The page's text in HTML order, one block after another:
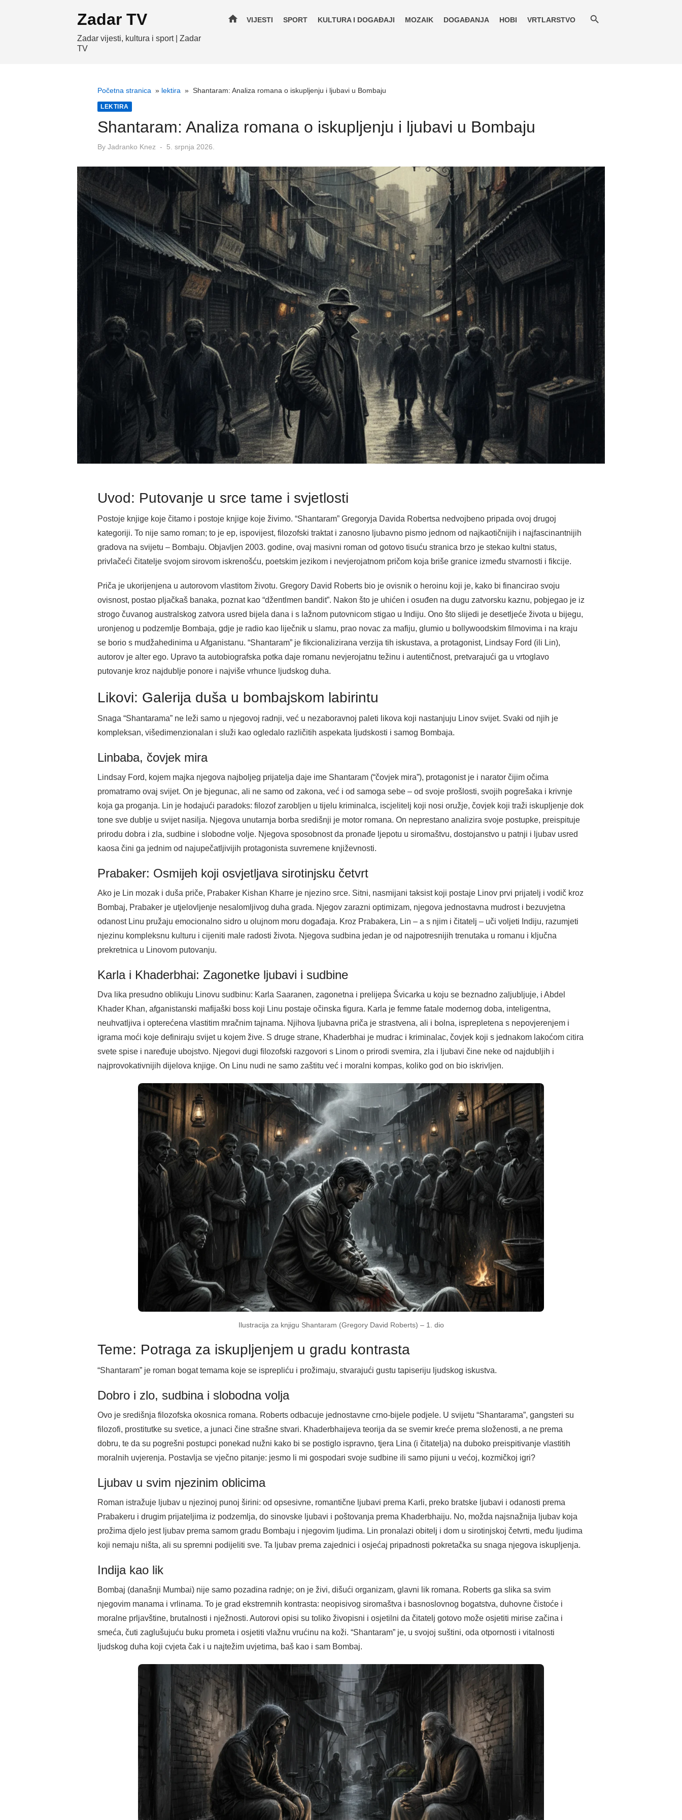
Zadar TV
Zadar vijesti, kultura i sport | Zadar
TV
home VIJESTI SPORT KULTURA I DOGAĐAJI MOZAIK DOGAĐANJA HOBI VRTLARSTVO
Početna stranica » lektira » Shantaram: Analiza romana o iskupljenju i ljubavi u Bombaju
LEKTIRA
Shantaram: Analiza romana o iskupljenju i ljubavi u Bombaju
By Jadranko Knez
Posted
5. srpnja 2026.
Uvod: Putovanje u srce tame i svjetlosti
Postoje knjige koje čitamo i postoje knjige koje živimo. “Shantaram” Gregoryja Davida Robertsa nedvojbeno pripada ovoj drugoj
kategoriji. To nije samo roman; to je ep, ispovijest, filozofski traktat i zanosno ljubavno pismo jednom od najkaotičnijih i najfascinantnijih
gradova na svijetu – Bombaju. Objavljen 2003. godine, ovaj masivni roman od gotovo tisuću stranica brzo je stekao kultni status,
privlačeći čitatelje svojom sirovom iskrenošću, poetskim jezikom i nevjerojatnom pričom koja briše granice između stvarnosti i fikcije.
Priča je ukorijenjena u autorovom vlastitom životu. Gregory David Roberts bio je ovisnik o heroinu koji je, kako bi financirao svoju
ovisnost, postao pljačkaš banaka, poznat kao “džentlmen bandit”. Nakon što je uhićen i osuđen na dugu zatvorsku kaznu, pobjegao je iz
strogo čuvanog australskog zatvora usred bijela dana i s lažnom putovnicom stigao u Indiju. Ono što slijedi je desetljeće života u bijegu,
uronjenog u podzemlje Bombaja, gdje je radio kao liječnik u slamu, prao novac za mafiju, glumio u bollywoodskim filmovima i na kraju
se borio s mudžahedinima u Afganistanu. “Shantaram” je fikcionalizirana verzija tih iskustava, a protagonist, Lindsay Ford (ili Lin),
autorov je alter ego. Upravo ta autobiografska potka daje romanu nevjerojatnu težinu i autentičnost, pretvarajući ga u vrtoglavo
putovanje kroz najdublje ponore i najviše vrhunce ljudskog duha.
Likovi: Galerija duša u bombajskom labirintu
Snaga “Shantarama” ne leži samo u njegovoj radnji, već u nezaboravnoj paleti likova koji nastanjuju Linov svijet. Svaki od njih je
kompleksan, višedimenzionalan i služi kao ogledalo različitih aspekata ljudskosti i samog Bombaja.
Linbaba, čovjek mira
Lindsay Ford, kojem majka njegova najboljeg prijatelja daje ime Shantaram (“čovjek mira”), protagonist je i narator čijim očima
promatramo ovaj svijet. On je bjegunac, ali ne samo od zakona, već i od samoga sebe – od svoje prošlosti, svojih pogrešaka i krivnje
koja ga proganja. Lin je hodajući paradoks: filozof zarobljen u tijelu kriminalca, iscjelitelj koji nosi oružje, čovjek koji traži iskupljenje dok
tone sve dublje u svijet nasilja. Njegova unutarnja borba središnji je motor romana. On neprestano analizira svoje postupke, preispituje
prirodu dobra i zla, sudbine i slobodne volje. Njegova sposobnost da pronađe ljepotu u siromaštvu, dostojanstvo u patnji i ljubav usred
kaosa čini ga jednim od najupečatljivijih protagonista suvremene književnosti.
Prabaker: Osmijeh koji osvjetljava sirotinjsku četvrt
Ako je Lin mozak i duša priče, Prabaker Kishan Kharre je njezino srce. Sitni, nasmijani taksist koji postaje Linov prvi prijatelj i vodič kroz
Bombaj, Prabaker je utjelovljenje nesalomljivog duha grada. Njegov zarazni optimizam, njegova jednostavna mudrost i bezuvjetna
odanost Linu pružaju emocionalno sidro u olujnom moru događaja. Kroz Prabakera, Lin – a s njim i čitatelj – uči voljeti Indiju, razumjeti
njezinu kompleksnu kulturu i cijeniti male radosti života. Njegova sudbina jedan je od najpotresnijih trenutaka u romanu i ključna
prekretnica u Linovom putovanju.
Karla i Khaderbhai: Zagonetke ljubavi i sudbine
Dva lika presudno oblikuju Linovu sudbinu: Karla Saaranen, zagonetna i prelijepa Švicarka u koju se beznadno zaljubljuje, i Abdel
Khader Khan, afganistanski mafijaški boss koji Linu postaje očinska figura. Karla je femme fatale modernog doba, inteligentna,
neuhvatljiva i opterećena vlastitim mračnim tajnama. Njihova ljubavna priča je strastvena, ali i bolna, isprepletena s nepovjerenjem i
igrama moći koje definiraju svijet u kojem žive. S druge strane, Khaderbhai je mudrac i kriminalac, čovjek koji s jednakom lakoćom citira
svete spise i naređuje ubojstvo. Njegovi dugi filozofski razgovori s Linom o prirodi svemira, zla i ljubavi čine neke od najdubljih i
najprovokativnijih dijelova knjige. On Linu nudi ne samo zaštitu već i moralni kompas, koliko god on bio iskrivljen.
Ilustracija za knjigu Shantaram (Gregory David Roberts) – 1. dio
Teme: Potraga za iskupljenjem u gradu kontrasta
“Shantaram” je roman bogat temama koje se isprepliću i prožimaju, stvarajući gustu tapiseriju ljudskog iskustva.
Dobro i zlo, sudbina i slobodna volja
Ovo je središnja filozofska okosnica romana. Roberts odbacuje jednostavne crno-bijele podjele. U svijetu “Shantarama”, gangsteri su
filozofi, prostitutke su svetice, a junaci čine strašne stvari. Khaderbhaijeva teorija da se svemir kreće prema složenosti, a ne prema
dobru, te da su pogrešni postupci ponekad nužni kako bi se postiglo ispravno, tjera Lina (i čitatelja) na duboko preispitivanje vlastitih
moralnih uvjerenja. Postavlja se vječno pitanje: jesmo li mi gospodari svoje sudbine ili samo pijuni u većoj, kozmičkoj igri?
Ljubav u svim njezinim oblicima
Roman istražuje ljubav u njezinoj punoj širini: od opsesivne, romantične ljubavi prema Karli, preko bratske ljubavi i odanosti prema
Prabakeru i drugim prijateljima iz podzemlja, do sinovske ljubavi i poštovanja prema Khaderbhaiju. No, možda najsnažnija ljubav koja
prožima djelo jest ljubav prema samom gradu Bombaju i njegovim ljudima. Lin pronalazi obitelj i dom u sirotinjskoj četvrti, među ljudima
koji nemaju ništa, ali su spremni podijeliti sve. Ta ljubav prema zajednici i osjećaj pripadnosti pokretačka su snaga njegova iskupljenja.
Indija kao lik
Bombaj (današnji Mumbai) nije samo pozadina radnje; on je živi, dišući organizam, glavni lik romana. Roberts ga slika sa svim
njegovim manama i vrlinama. To je grad ekstremnih kontrasta: neopisivog siromaštva i basnoslovnog bogatstva, duhovne čistoće i
moralne prljavštine, brutalnosti i nježnosti. Autorovi opisi su toliko živopisni i osjetilni da čitatelj gotovo može osjetiti mirise začina i
smeća, čuti zaglušujuću buku prometa i osjetiti vlažnu vrućinu na koži. “Shantaram” je, u svojoj suštini, oda otpornosti i vitalnosti
ljudskog duha koji cvjeta čak i u najtežim uvjetima, baš kao i sam Bombaj.